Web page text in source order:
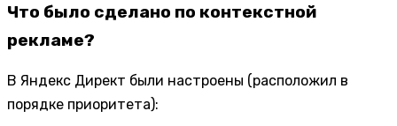
Что было сделано по контекстной
рекламе?
В Яндекс Директ были настроены (расположил в
порядке приоритета):